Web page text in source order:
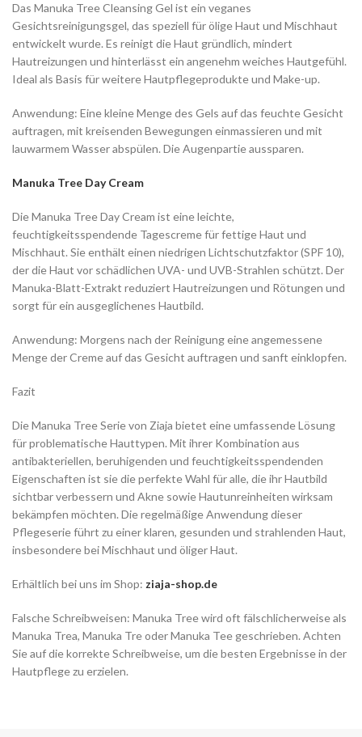
Das Manuka Tree Cleansing Gel ist ein veganes
Gesichtsreinigungsgel, das speziell für ölige Haut und Mischhaut
entwickelt wurde. Es reinigt die Haut gründlich, mindert
Hautreizungen und hinterlässt ein angenehm weiches Hautgefühl.
Ideal als Basis für weitere Hautpflegeprodukte und Make-up.
Anwendung: Eine kleine Menge des Gels auf das feuchte Gesicht
auftragen, mit kreisenden Bewegungen einmassieren und mit
lauwarmem Wasser abspülen. Die Augenpartie aussparen.
Manuka Tree Day Cream
Die Manuka Tree Day Cream ist eine leichte,
feuchtigkeitsspendende Tagescreme für fettige Haut und
Mischhaut. Sie enthält einen niedrigen Lichtschutzfaktor (SPF 10),
der die Haut vor schädlichen UVA- und UVB-Strahlen schützt. Der
Manuka-Blatt-Extrakt reduziert Hautreizungen und Rötungen und
sorgt für ein ausgeglichenes Hautbild.
Anwendung: Morgens nach der Reinigung eine angemessene
Menge der Creme auf das Gesicht auftragen und sanft einklopfen.
Fazit
Die Manuka Tree Serie von Ziaja bietet eine umfassende Lösung
für problematische Hauttypen. Mit ihrer Kombination aus
antibakteriellen, beruhigenden und feuchtigkeitsspendenden
Eigenschaften ist sie die perfekte Wahl für alle, die ihr Hautbild
sichtbar verbessern und Akne sowie Hautunreinheiten wirksam
bekämpfen möchten. Die regelmäßige Anwendung dieser
Pflegeserie führt zu einer klaren, gesunden und strahlenden Haut,
insbesondere bei Mischhaut und öliger Haut.
Erhältlich bei uns im Shop: ziaja-shop.de
Falsche Schreibweisen: Manuka Tree wird oft fälschlicherweise als
Manuka Trea, Manuka Tre oder Manuka Tee geschrieben. Achten
Sie auf die korrekte Schreibweise, um die besten Ergebnisse in der
Hautpflege zu erzielen.